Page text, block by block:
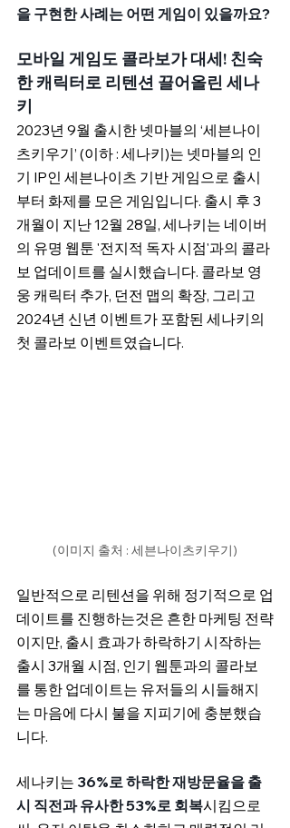
을 구현한 사례는 어떤 게임이 있을까요?
모바일 게임도 콜라보가 대세! 친숙
한 캐릭터로 리텐션 끌어올린 세나
키
2023년 9월 출시한 넷마블의 ‘세븐나이
츠키우기’ (이하 : 세나키)는 넷마블의 인
기 IP인 세븐나이츠 기반 게임으로 출시
부터 화제를 모은 게임입니다. 출시 후 3
개월이 지난 12월 28일, 세나키는 네이버
의 유명 웹툰 '전지적 독자 시점'과의 콜라
보 업데이트를 실시했습니다. 콜라보 영
웅 캐릭터 추가, 던전 맵의 확장, 그리고
2024년 신년 이벤트가 포함된 세나키의
첫 콜라보 이벤트였습니다.
(이미지 출처 : 세븐나이츠키우기)
일반적으로 리텐션을 위해 정기적으로 업
데이트를 진행하는것은 흔한 마케팅 전략
이지만, 출시 효과가 하락하기 시작하는
출시 3개월 시점, 인기 웹툰과의 콜라보
를 통한 업데이트는 유저들의 시들해지
는 마음에 다시 불을 지피기에 충분했습
니다.
세나키는 36%로 하락한 재방문율을 출
시 직전과 유사한 53%로 회복시킴으로